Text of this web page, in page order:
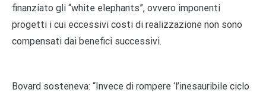
finanziato gli “white elephants”, ovvero imponenti
progetti i cui eccessivi costi di realizzazione non sono
compensati dai benefici successivi.
Bovard sosteneva: “Invece di rompere ‘l’inesauribile ciclo